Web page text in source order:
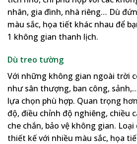
nhân, gia đình, nhà riêng… Dù
màu sắc, họa tiết khác nhau để
1 không gian thanh lịch.
Dù treo tường
Với những không gian ngoài trời
như sân thượng, ban công,
lựa chọn phù hợp. Quan trọng
độ, điều chỉnh độ nghiêng, chiều
che chắn, bảo vệ không gian.
thiết kế với nhiều màu sắc, họa